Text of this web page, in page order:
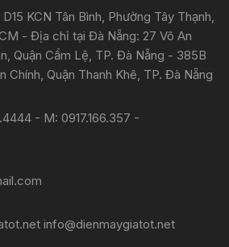
KCN Tân Bình, Phường Tây Thạnh,
- Địa chỉ tại Đà Nẵng: 27 Võ An
Quận Cẩm Lệ, TP. Đà Nẵng - 385B
Chính, Quận Thanh Khê, TP. Đà Nẵng
- M: 0917.166.357 -
info@dienmaygiatot.net